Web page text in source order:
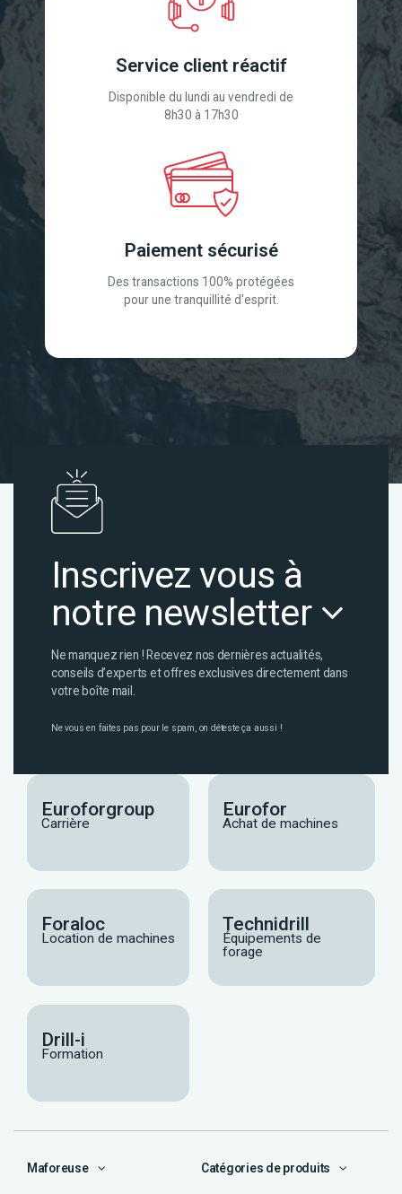
Service client réactif
Disponible du lundi au vendredi de
8h30 à 17h30
Paiement sécurisé
Des transactions 100% protégées
pour une tranquillité d'esprit.
Inscrivez vous à
notre newsletter
Ne manquez rien ! Recevez nos dernières actualités,
conseils d’experts et offres exclusives directement dans
votre boîte mail.
Ne vous en faites pas pour le spam, on déteste ça aussi !
Euroforgroup
Carrière
Eurofor
Achat de machines
Foraloc
Location de machines
Technidrill
Équipements de
forage
Drill-i
Formation
Maforeuse Catégories de produits